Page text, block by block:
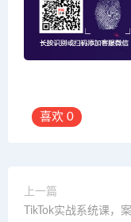
喜欢 0
上一篇
TikTok实战系统课，